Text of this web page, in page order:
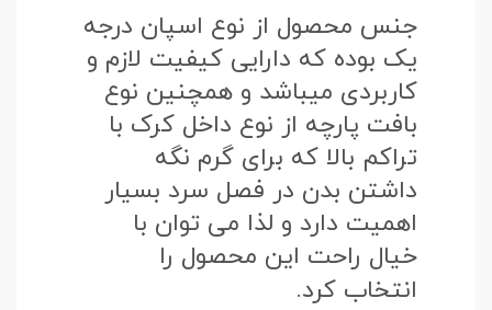
جنس محصول از نوع اسپان درجه
یک بوده که دارایی کیفیت لازم و
کاربردی میباشد و همچنین نوع
بافت پارچه از نوع داخل کرک با
تراکم بالا که برای گرم نگه
داشتن بدن در فصل سرد بسیار
اهمیت دارد و لذا می توان با
خیال راحت این محصول را
انتخاب کرد.